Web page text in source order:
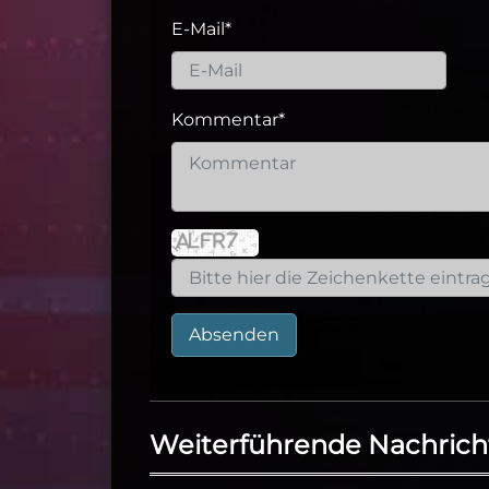
E-Mail*
Kommentar*
Absenden
Weiterführende